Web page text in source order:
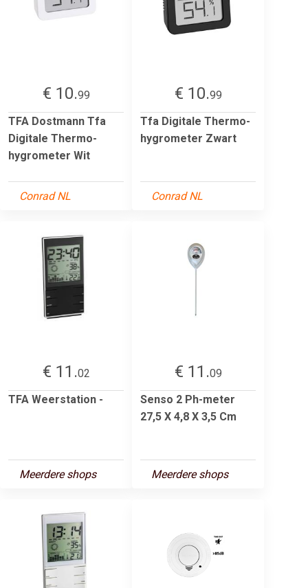
€ 10.99
TFA Dostmann Tfa
Digitale Thermo-
hygrometer Wit
Conrad NL
€ 10.99
Tfa Digitale Thermo-
hygrometer Zwart
Conrad NL
€ 11.02
TFA Weerstation -
Meerdere shops
€ 11.09
Senso 2 Ph-meter
27,5 X 4,8 X 3,5 Cm
Meerdere shops